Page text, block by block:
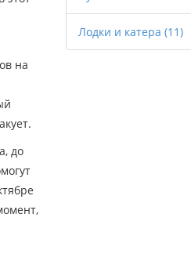
на
до
Лодки и катера (11)